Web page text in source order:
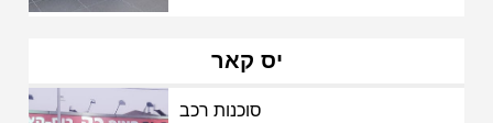
יס קאר
סוכנות רכב